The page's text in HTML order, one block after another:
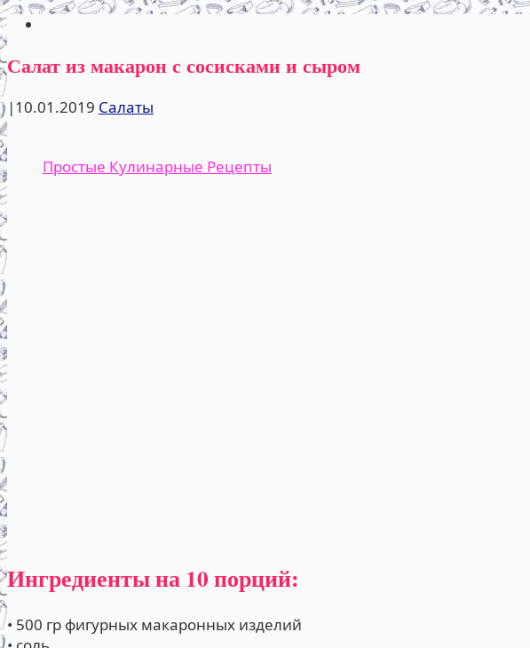
Простые Кулинарные Рецепты
Салат из макарон с сосисками и сыром
|10.01.2019 Салаты
Ингредиенты на 10 порций:
• 500 гр фигурных макаронных изделий